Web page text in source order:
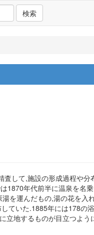
検索
して,施設の形成過程や
1870年代前半に温泉を名
を運んだもの,湯の花を入
ていた.1885年には178の
立地するものが目立つよ